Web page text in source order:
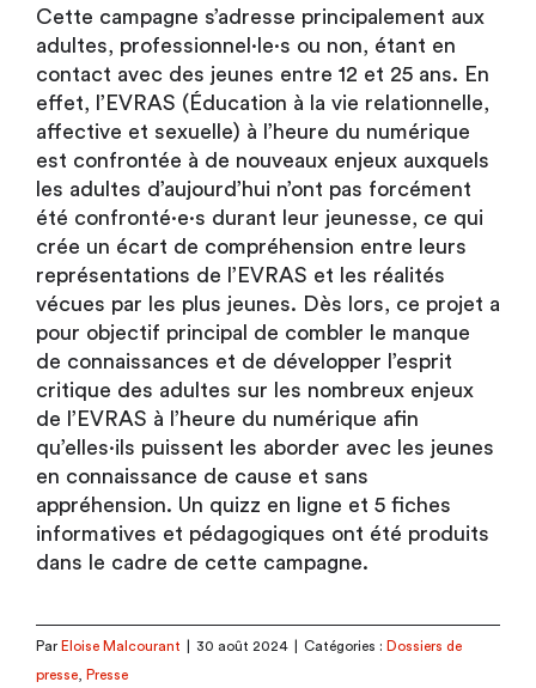
Cette campagne s’adresse principalement aux
adultes, professionnel·le·s ou non, étant en
contact avec des jeunes entre 12 et 25 ans. En
effet, l’EVRAS (Éducation à la vie relationnelle,
affective et sexuelle) à l’heure du numérique
est confrontée à de nouveaux enjeux auxquels
les adultes d’aujourd’hui n’ont pas forcément
été confronté·e·s durant leur jeunesse, ce qui
crée un écart de compréhension entre leurs
représentations de l’EVRAS et les réalités
vécues par les plus jeunes. Dès lors, ce projet a
pour objectif principal de combler le manque
de connaissances et de développer l’esprit
critique des adultes sur les nombreux enjeux
de l’EVRAS à l’heure du numérique afin
qu’elles·ils puissent les aborder avec les jeunes
en connaissance de cause et sans
appréhension. Un quizz en ligne et 5 fiches
informatives et pédagogiques ont été produits
dans le cadre de cette campagne.
Par Eloise Malcourant 30 août 2024 Catégories : Dossiers de
presse
Presse